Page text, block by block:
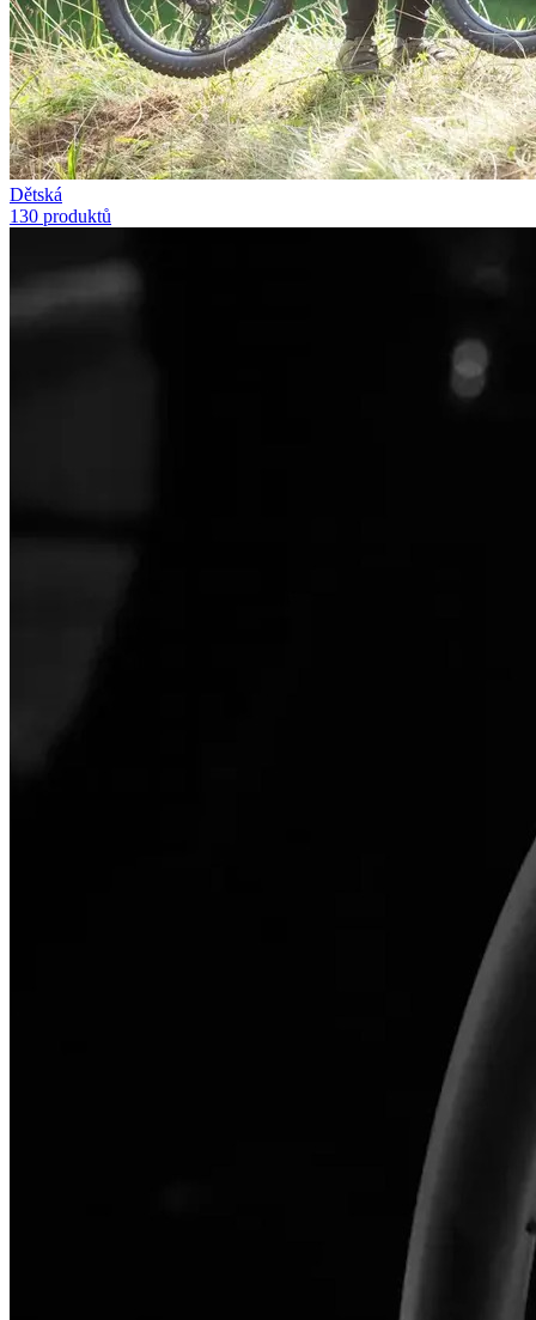
Dětská
130 produktů